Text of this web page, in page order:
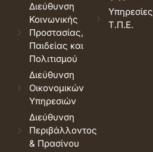
Διεύθυνση
Κοινωνικής
Προστασίας,
Παιδείας και
Πολιτισμού
Διεύθυνση
Οικονομικών
Υπηρεσιών
Διεύθυνση
Περιβάλλοντος
& Πρασίνου
Υπηρεσίες
Τ.Π.Ε.